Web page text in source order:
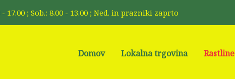
17.00 ; Sob.: 8.00 - 13.00 ; Ned. in prazniki zaprto
Domov Lokalna trgovina Rastline